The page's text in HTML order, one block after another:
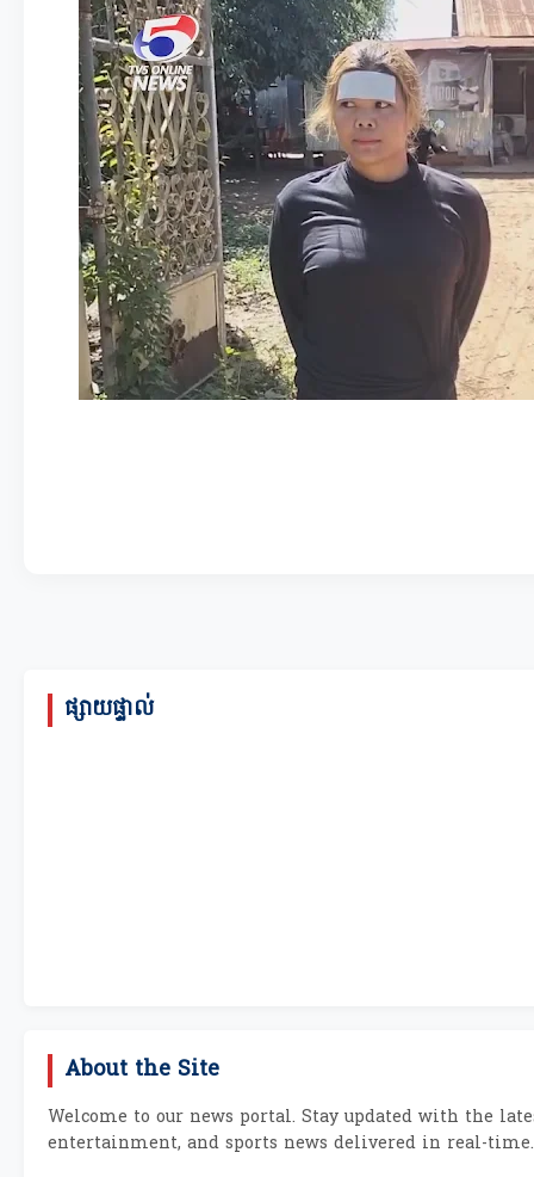
ផ្សាយផ្ទាល់
About the Site
Welcome to our news portal. Stay updated with the
entertainment, and sports news delivered in real-time.